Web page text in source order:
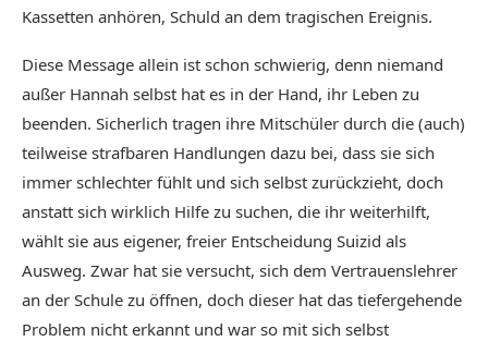
Kassetten anhören, Schuld an dem tragischen Ereignis.
Diese Message allein ist schon schwierig, denn niemand
außer Hannah selbst hat es in der Hand, ihr Leben zu
beenden. Sicherlich tragen ihre Mitschüler durch die (auch)
teilweise strafbaren Handlungen dazu bei, dass sie sich
immer schlechter fühlt und sich selbst zurückzieht, doch
anstatt sich wirklich Hilfe zu suchen, die ihr weiterhilft,
wählt sie aus eigener, freier Entscheidung Suizid als
Ausweg. Zwar hat sie versucht, sich dem Vertrauenslehrer
an der Schule zu öffnen, doch dieser hat das tiefergehende
Problem nicht erkannt und war so mit sich selbst